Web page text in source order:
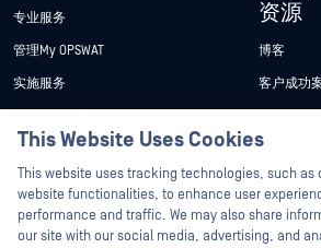
专业服务
管理My OPSWAT
实施服务
技术文档
培训
漏洞计划
合作伙伴
资源
博客
客户成功
新闻报道
活动
网络研讨
This Website Uses Cookies
This website uses tracking technologies, such
website functionalities, to enhance user
performance and traffic. We may also share
our site with our social media, advertising, and
Hey there!
I'm Ozzy, your OPSWAT
How can I help you
today?